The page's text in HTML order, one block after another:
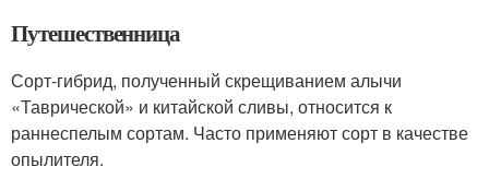
Путешественница
Сорт-гибрид, полученный скрещиванием алычи
«Таврической» и китайской сливы, относится к
раннеспелым сортам. Часто применяют сорт в качестве
опылителя.